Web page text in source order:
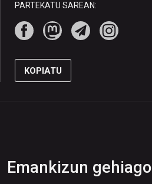
PARTEKATU SAREAN:
KOPIATU
Emankizun gehiago